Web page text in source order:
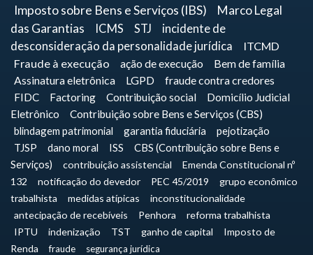
Imposto sobre Bens e Serviços (IBS)
Marco Legal
das Garantias
ICMS STJ
incidente de
desconsideração da personalidade jurídica
ITCMD
Fraude à execução
ação de execução
Bem de família
Assinatura eletrônica
LGPD fraude contra credores
FIDC Factoring Contribuição social
Domicílio Judicial
Eletrônico
Contribuição sobre Bens e Serviços (CBS)
blindagem patrimonial
garantia fiduciária
pejotização
TJSP
dano moral ISS
CBS (Contribuição sobre Bens e
Serviços)
contribuição assistencial
Emenda Constitucional nº
132
notificação do devedor PEC 45/2019
grupo econômico
trabalhista
medidas atípicas
inconstitucionalidade
antecipação de recebíveis
Penhora
reforma trabalhista
IPTU
indenização TST ganho de capital
Imposto de
Renda
fraude segurança jurídica